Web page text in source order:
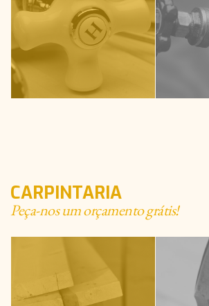
CARPINTARIA
Peça-nos um orçamento grátis!